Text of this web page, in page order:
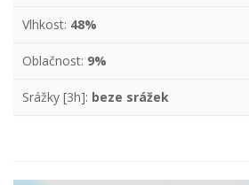
Vlhkost: 48%
Oblačnost: 9%
Srážky [3h]: beze srážek